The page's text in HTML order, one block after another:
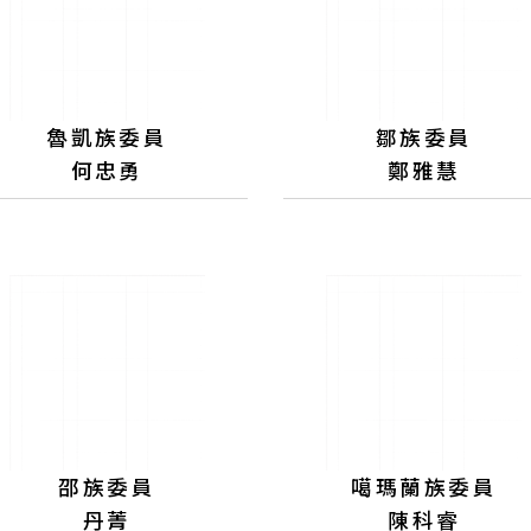
魯凱族委員
何忠勇
鄒族委員
鄭雅慧
邵族委員
丹菁
噶瑪蘭族委員
陳科睿